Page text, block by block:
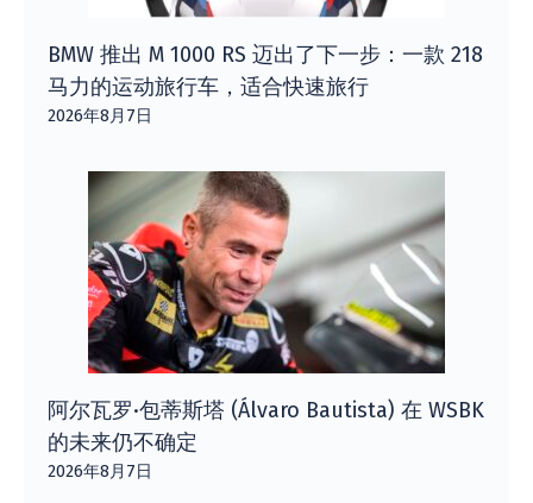
BMW 推出 M 1000 RS 迈出了下一步：一款 218
马力的运动旅行车，适合快速旅行
2026年8月7日
阿尔瓦罗·包蒂斯塔 (Álvaro Bautista) 在 WSBK
的未来仍不确定
2026年8月7日